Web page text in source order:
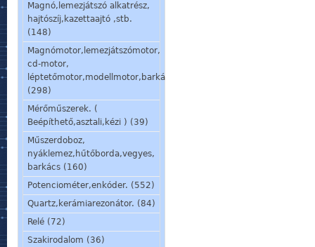
Magnó,lemezjátszó alkatrész,
hajtószíj,kazettaajtó ,stb.
(148)
Magnómotor,lemezjátszómotor,
cd-motor,
léptetőmotor,modellmotor,barkácsmotor.
(298)
Mérőműszerek. (
Beépíthető,asztali,kézi ) (39)
Műszerdoboz,
nyáklemez,hűtőborda,vegyes,
barkács (160)
Potenciométer,enkóder. (552)
Quartz,kerámiarezonátor. (84)
Relé (72)
Szakirodalom (36)